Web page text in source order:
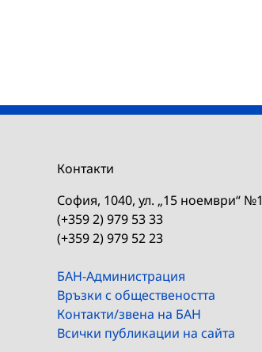
Контакти
София, 1040, ул. „15 ноември“ №1
(+359 2) 979 53 33
(+359 2) 979 52 23
БАН-Администрация
Връзки с обществеността
Контакти/звена на БАН
Всички публикации на сайта